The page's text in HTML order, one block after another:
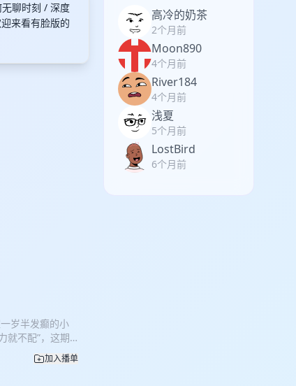
聊时刻 / 深度
来看有脸版的
岁半发癫的小
就不配”，这期
看待成长，即从
那种“不愤怒就
加入播单
高冷的奶茶
2个月前
Moon890
4个月前
River184
4个月前
浅夏
5个月前
LostBird
6个月前